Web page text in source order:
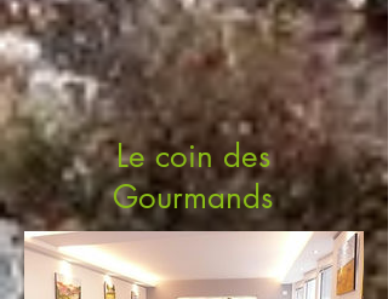
Le coin des
Gourmands